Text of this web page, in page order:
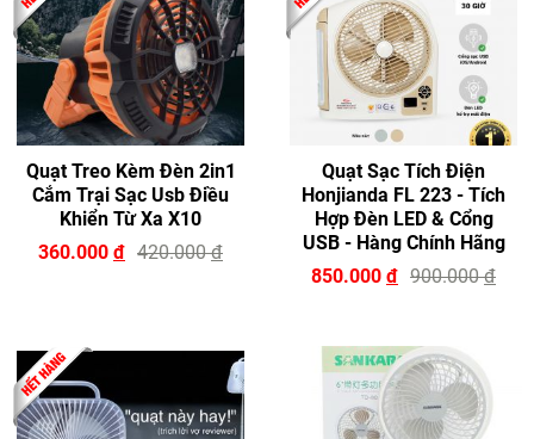
Quạt Treo Kèm Đèn 2in1
Cắm Trại Sạc Usb Điều
Khiển Từ Xa X10
360.000 đ 420.000đ
Quạt Sạc Tích Điện
Honjianda FL 223 - Tích
Hợp Đèn LED & Cổng
USB - Hàng Chính Hãng
850.000 đ 900.000đ